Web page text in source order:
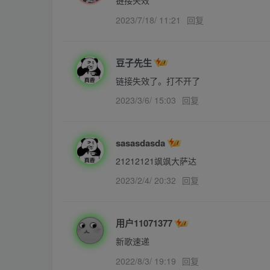
2023/7/18/ 11:21
回复
豆子先生
链接失效了。打不开了
2023/3/6/ 15:03 回复
sasasdasda
21212121飒飒大萨达
2023/2/4/ 20:32 回复
用户11071377
新歌速递
2022/8/3/ 19:19 回复